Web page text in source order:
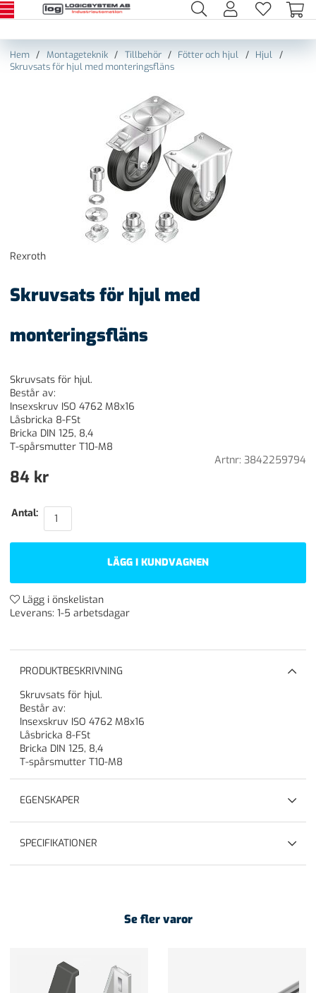
Hem Montageteknik Tillbehör Fötter och hjul
Hjul
Skruvsats för hjul med monteringsfläns
Rexroth
Skruvsats för hjul med
monteringsfläns
Skruvsats för hjul.
Består av:
Insexskruv ISO 4762 M8x16
Låsbricka 8-FSt
Bricka DIN 125, 8,4
T-spårsmutter T10-M8
Artnr: 3842259794
84 kr
Antal:
LÄGG I KUNDVAGNEN
Lägg i önskelistan
Leverans: 1-5 arbetsdagar
PRODUKTBESKRIVNING
Skruvsats för hjul.
Består av:
Insexskruv ISO 4762 M8x16
Låsbricka 8-FSt
Bricka DIN 125, 8,4
T-spårsmutter T10-M8
EGENSKAPER
SPECIFIKATIONER
Se fler varor